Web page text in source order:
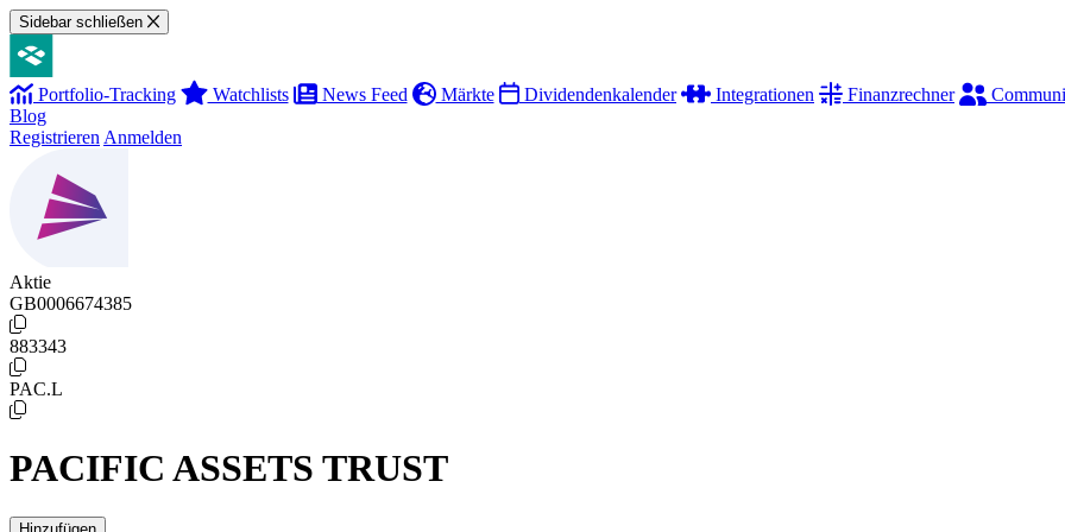
Sidebar schließen
Portfolio-Tracking Watchlists News Feed Märkte Dividendenkalender Integrationen Finanzrechner
Blog
Registrieren Anmelden
Aktie
GB0006674385
883343
PAC.L
PACIFIC ASSETS TRUST